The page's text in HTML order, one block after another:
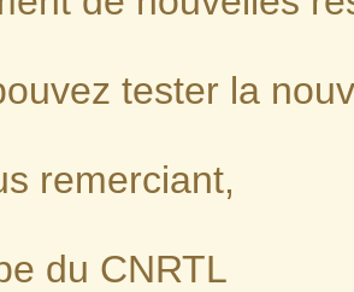
tester la
remerciant,
du CNRTL